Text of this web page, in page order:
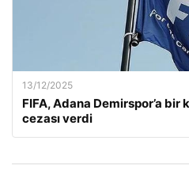
13/12/2025
FIFA, Adana Demirspor’a bir
cezası verdi